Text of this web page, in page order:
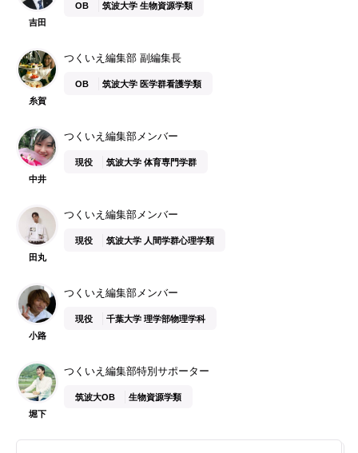
吉田
OB 筑波大学 生物資源学類
糸賀
つくいえ編集部 副編集長
OB 筑波大学 医学群看護学類
中井
つくいえ編集部メンバー
現役 筑波大学 体育専門学群
田丸
つくいえ編集部メンバー
現役 筑波大学 人間学群心理学類
小路
つくいえ編集部メンバー
現役 千葉大学 理学部物理学科
堀下
つくいえ編集部特別サポーター
筑波大OB 生物資源学類